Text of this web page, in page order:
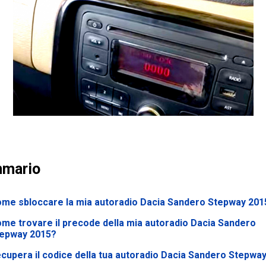
sbloccare la mia autoradio Dacia Sandero Stepway
trovare il precode della mia autoradio Dacia Sandero
2015?
il codice della tua autoradio Dacia Sandero